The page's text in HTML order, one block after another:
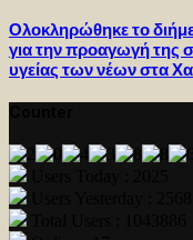
Ολοκληρώθηκε το
για την προαγωγή της
υγείας των νέων στα